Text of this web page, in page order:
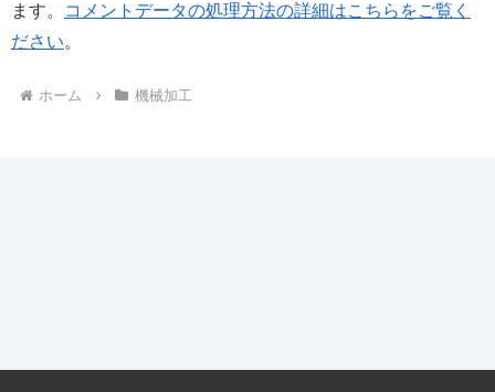
ます。
コメントデータの処理方法の詳細はこちらをご覧く
ださい。
ホーム 機械加工